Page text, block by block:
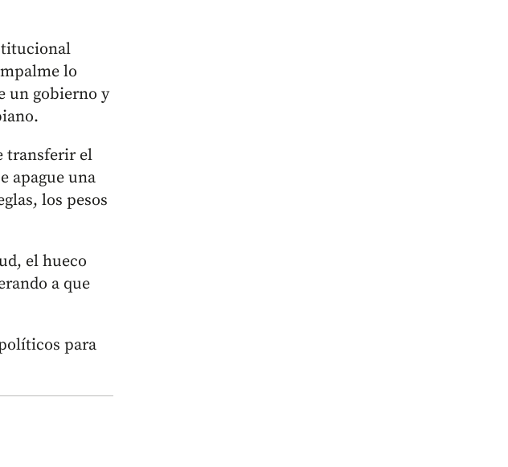
lo
un gobierno y
transferir el
apague una
los pesos
el hueco
a que
para